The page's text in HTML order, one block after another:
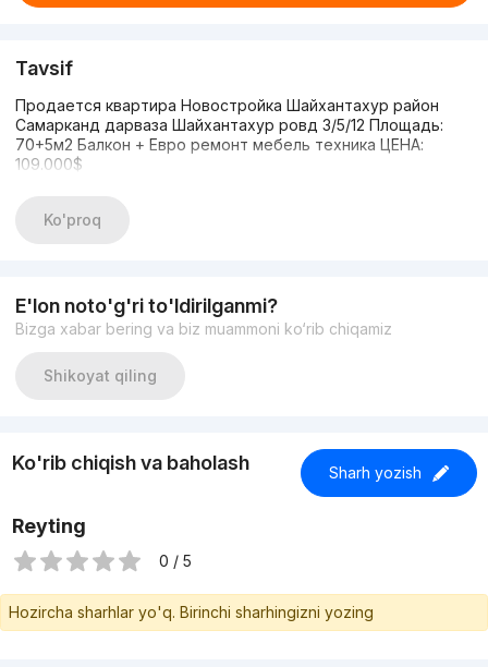
Tavsif
Продается квартира Новостройка Шайхантахур район
Самарканд дарваза Шайхантахур ровд 3/5/12 Площадь:
70+5м2 Балкон + Евро ремонт мебель техника ЦЕНА:
109.000$
Ko'proq
E'lon noto'g'ri to'ldirilganmi?
Bizga xabar bering va biz muammoni ko‘rib chiqamiz
Shikoyat qiling
Ko'rib chiqish va baholash Sharh yozish
Reyting
0 / 5
Hozircha sharhlar yo'q. Birinchi sharhingizni yozing